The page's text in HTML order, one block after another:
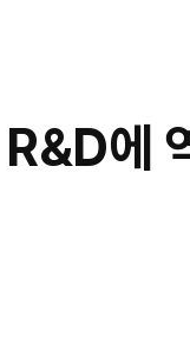
R&D에